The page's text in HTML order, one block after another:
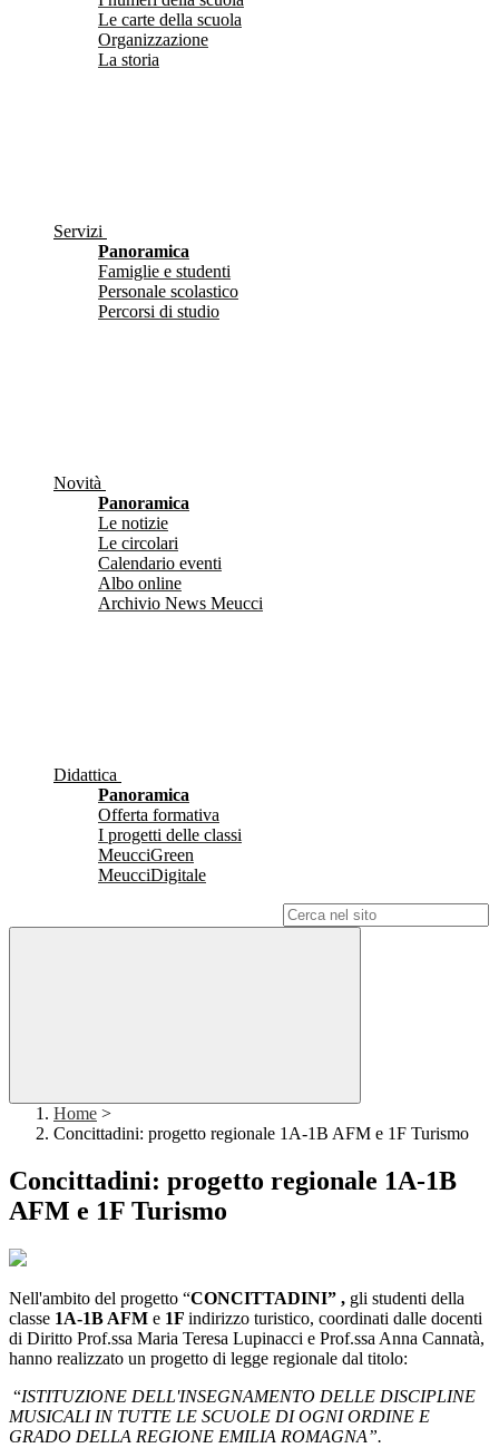
Le carte della scuola
Organizzazione
La storia
Servizi
Panoramica
Famiglie e studenti
Personale scolastico
Percorsi di studio
Novità
Panoramica
Le notizie
Le circolari
Calendario eventi
Albo online
Archivio News Meucci
Didattica
Panoramica
Offerta formativa
I progetti delle classi
MeucciGreen
MeucciDigitale
Home >
Concittadini: progetto regionale 1A-1B AFM e 1F Turismo
Concittadini: progetto regionale 1A-1B
AFM e 1F Turismo
Nell'ambito del progetto “CONCITTADINI” , gli studenti della
classe 1A-1B AFM e 1F indirizzo turistico, coordinati dalle docenti
di Diritto Prof.ssa Maria Teresa Lupinacci e Prof.ssa Anna Cannatà,
hanno realizzato un progetto di legge regionale dal titolo:
“ISTITUZIONE DELL'INSEGNAMENTO DELLE DISCIPLINE
MUSICALI IN TUTTE LE SCUOLE DI OGNI ORDINE E
GRADO DELLA REGIONE EMILIA ROMAGNA”.